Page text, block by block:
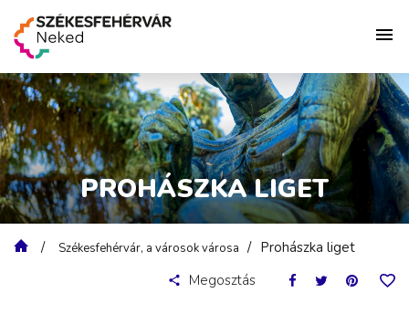
PROHÁSZKA LIGET
Székesfehérvár, a városok városa
Prohászka liget
Megosztás